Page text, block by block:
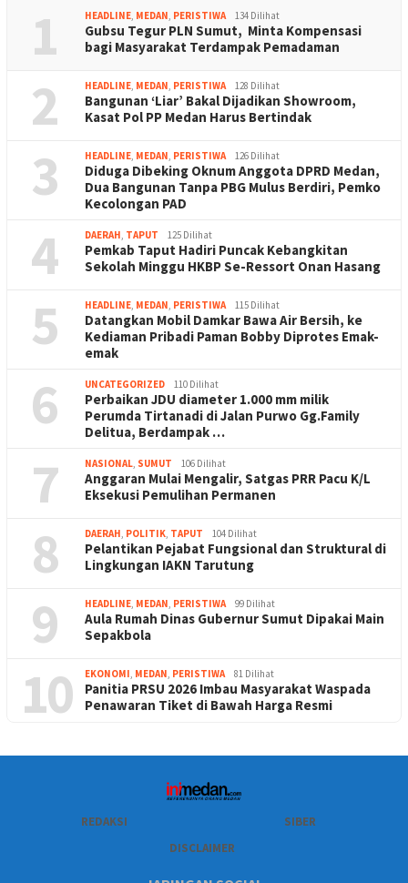
1 HEADLINE, MEDAN, PERISTIWA 134 Dilihat
Gubsu Tegur PLN Sumut, Minta Kompensasi
bagi Masyarakat Terdampak Pemadaman
2 HEADLINE, MEDAN, PERISTIWA 128 Dilihat
Bangunan ‘Liar’ Bakal Dijadikan Showroom,
Kasat Pol PP Medan Harus Bertindak
3 HEADLINE, MEDAN, PERISTIWA 126 Dilihat
Diduga Dibeking Oknum Anggota DPRD Medan,
Dua Bangunan Tanpa PBG Mulus Berdiri, Pemko
Kecolongan PAD
4 DAERAH, TAPUT 125 Dilihat
Pemkab Taput Hadiri Puncak Kebangkitan
Sekolah Minggu HKBP Se-Ressort Onan Hasang
5 HEADLINE, MEDAN, PERISTIWA 115 Dilihat
Datangkan Mobil Damkar Bawa Air Bersih, ke
Kediaman Pribadi Paman Bobby Diprotes Emak-
emak
6 UNCATEGORIZED 110 Dilihat
Perbaikan JDU diameter 1.000 mm milik
Perumda Tirtanadi di Jalan Purwo Gg.Family
Delitua, Berdampak …
7 NASIONAL, SUMUT 106 Dilihat
Anggaran Mulai Mengalir, Satgas PRR Pacu K/L
Eksekusi Pemulihan Permanen
8 DAERAH, POLITIK, TAPUT 104 Dilihat
Pelantikan Pejabat Fungsional dan Struktural di
Lingkungan IAKN Tarutung
9 HEADLINE, MEDAN, PERISTIWA 99 Dilihat
Aula Rumah Dinas Gubernur Sumut Dipakai Main
Sepakbola
10 EKONOMI, MEDAN, PERISTIWA 81 Dilihat
Panitia PRSU 2026 Imbau Masyarakat Waspada
Penawaran Tiket di Bawah Harga Resmi
REDAKSI
SIBER
DISCLAIMER